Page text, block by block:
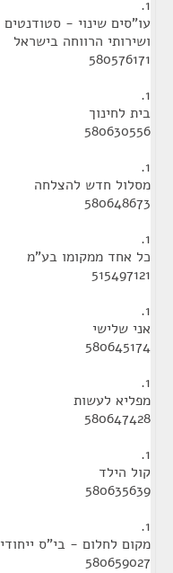
1.
עו"סים שינוי -
ושירותי הרווחה בישראל
580576171
1.
בית לחינוך
580630556
1.
מסלול חדש להצלחה
580648673
1.
כל אחד ממקומו בע"מ
515497121
1.
אני שלישי
580645174
1.
מפליא לעשות
580647428
1.
קול הילד
580635639
1.
מקום לחלום - בי"ס
580659027